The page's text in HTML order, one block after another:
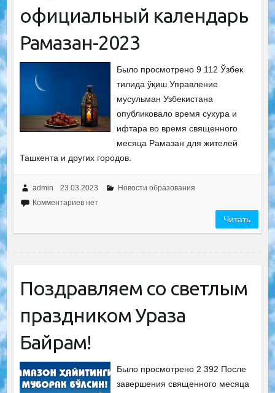
официальный календарь
Рамазан-2023
Было просмотрено 9 112 Ўзбек
тилида ўқиш Управление
мусульман Узбекистана
опубликовало время сухура и
ифтара во время священного
месяца Рамазан для жителей
Ташкента и других городов.
admin 23.03.2023
Новости образования
Комментариев нет
Читать
Поздравляем со светлым
праздником Ураза
Байрам!
Было просмотрено 2 392 После
завершения священного месяца